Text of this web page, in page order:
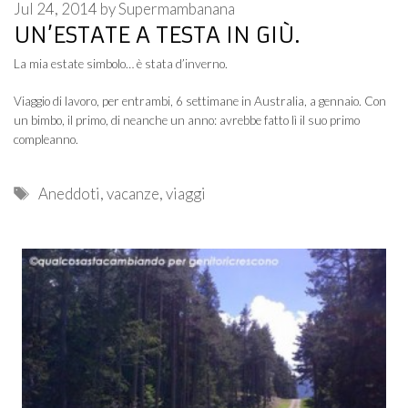
UN’ESTATE A TESTA IN GIÙ.
Jul 24, 2014 bySupermambanana
La mia estate simbolo… è stata d’inverno.
Viaggio di lavoro, per entrambi, 6 settimane in Australia, a gennaio. Con
un bimbo, il primo, di neanche un anno: avrebbe fatto lì il suo primo
compleanno.
Tags
Aneddoti,vacanze,viaggi